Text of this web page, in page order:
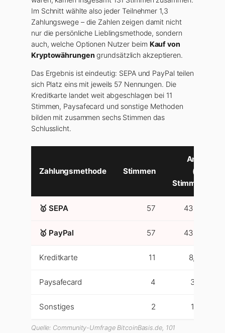
Im Schnitt wählte also jeder Teilnehmer 1,3
Zahlungswege – die Zahlen zeigen damit nicht
nur die persönliche Lieblingsmethode, sondern
auch, welche Optionen Nutzer beim Kauf von
Kryptowährungen grundsätzlich akzeptieren.
Das Ergebnis ist eindeutig: SEPA und PayPal teilen
sich Platz eins mit jeweils 57 Nennungen. Die
Kreditkarte landet weit abgeschlagen bei 11
Stimmen, Paysafecard und sonstige Methoden
bilden mit zusammen sechs Stimmen das
Schlusslicht.
Zahlungsmethode Stimmen
Anteil
(alle
Stimmen)
🥇 SEPA 57 43,5 %
🥇 PayPal 57 43,5 %
Kreditkarte 11 8,4 %
Paysafecard 4 3,1 %
Sonstiges 2 1,5 %
Quelle: Community-Umfrage BitcoinBasis.de, 101